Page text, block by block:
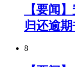
【要闻
归还逾
8